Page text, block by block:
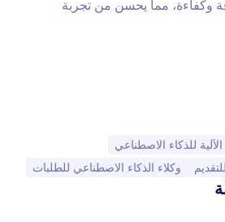
وكفاءة، مما يحسن من تجربة
للذكاء الاصطناعي
انتقل إلى الفئة:
وكلاء الذكاء الاصطناعي للطلبات